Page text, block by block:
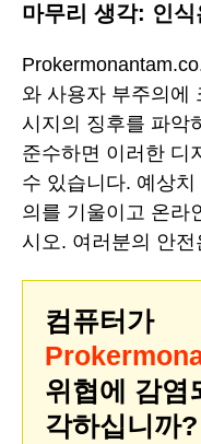
마무리 생각: 인
와 사용자 부주의에
시지의 징후를 파악
준수하면 이러한 디
수 있습니다. 예상
의를 기울이고 온라
시오. 여러분의 안
컴퓨터가
위협에 감염
각하십니까?